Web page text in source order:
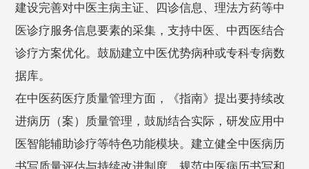
建设完善对中医主病主证、四诊信息、理法方药等中
医诊疗服务信息要素的采集，支持中医、中西医结合
诊疗方案优化。鼓励建立中医优势病种或专科专病数
据库。
在中医药医疗质量管理方面，《指南》提出要持续改
进病历（案）质量管理，鼓励结合实际，研发应用中
医智能辅助诊疗等特色功能模块。建立健全中医病历